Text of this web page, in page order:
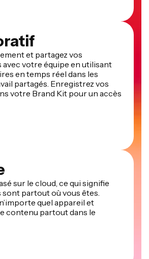
et partagez vos
votre équipe en utilisant
en temps réel dans les
partagés. Enregistrez vos
votre Brand Kit pour un accès
sur le cloud, ce qui signifie
sont partout où vous êtes.
quel appareil et
contenu partout dans le